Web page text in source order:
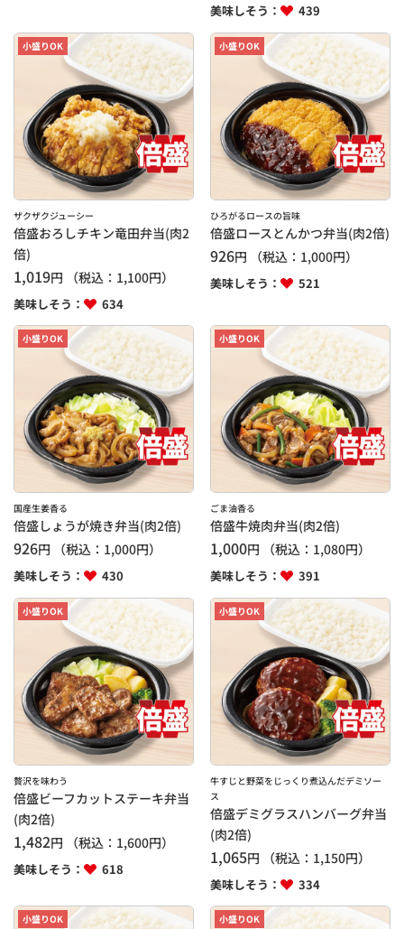
美味しそう： 439
小盛りOK
ザクザクジューシー
倍盛おろしチキン竜田弁当(肉2
倍)
1,019円 （税込： 1,100円）
美味しそう： 634
小盛りOK
ひろがるロースの旨味
倍盛ロースとんかつ弁当(肉2倍)
926円 （税込： 1,000円）
美味しそう： 521
小盛りOK
国産生姜香る
倍盛しょうが焼き弁当(肉2倍)
926円 （税込： 1,000円）
美味しそう： 430
小盛りOK
ごま油香る
倍盛牛焼肉弁当(肉2倍)
1,000円 （税込： 1,080円）
美味しそう： 391
小盛りOK
贅沢を味わう
倍盛ビーフカットステーキ弁当
(肉2倍)
1,482円 （税込： 1,600円）
美味しそう： 618
小盛りOK
牛すじと野菜をじっくり煮込んだデミソー
ス
倍盛デミグラスハンバーグ弁当
(肉2倍)
1,065円 （税込： 1,150円）
美味しそう： 334
小盛りOK 小盛りOK